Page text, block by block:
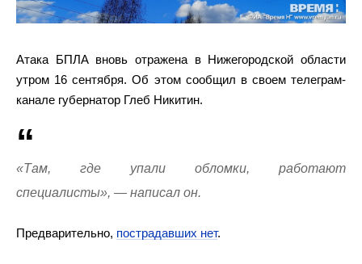
Атака БПЛА вновь отражена в Нижегородской области
утром 16 сентября. Об этом сообщил в своем телеграм-
канале губернатор Глеб Никитин.
«Там, где упали обломки, работают
специалисты», — написал он.
Предварительно, пострадавших нет.